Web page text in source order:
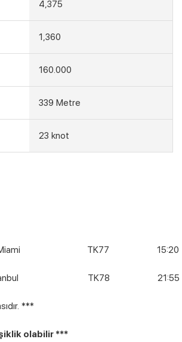
4,375
1,360
160.000
339 Metre
23 knot
TK77 15:20
TK78 21:55
***
olabilir ***